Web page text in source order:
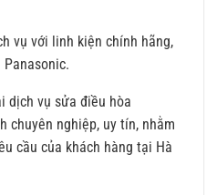
vụ với linh kiện chính hãng,
dịch vụ sửa điều hòa
chuyên nghiệp, uy tín, nhằm
cầu của khách hàng tại Hà